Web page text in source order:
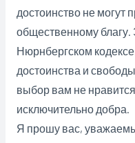
достоинство не могут
общественному благу.
Нюрнбергском
достоинства и
выбор вам не
исключительно добра.
Я прошу вас,